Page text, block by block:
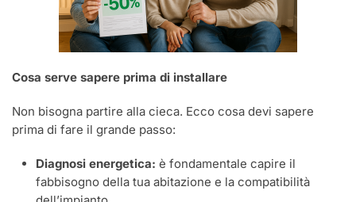
Cosa serve sapere prima di installare
Non bisogna partire alla cieca. Ecco cosa devi sapere
prima di fare il grande passo:
Diagnosi energetica: è fondamentale capire il
fabbisogno della tua abitazione e la compatibilità